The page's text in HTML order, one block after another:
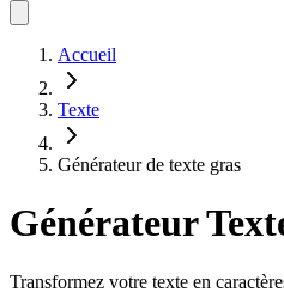
Accueil
Texte
Générateur de texte gras
Générateur
Transformez votre texte en